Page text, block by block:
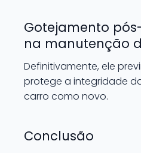
Gotejamento
na manutenção
Definitivamente, ele
protege a integridade
carro como novo.
Conclusão